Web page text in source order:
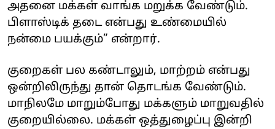
அதனை மக்கள் வாங்க மறுக்க வேண்டும்.
பிளாஸ்டிக் தடை என்பது உண்மையில்
நன்மை பயக்கும்” என்றார்.
குறைகள் பல கண்டாலும், மாற்றம் என்பது
ஒன்றிலிருந்து தான் தொடங்க வேண்டும்.
மாநிலமே மாறும்போது மக்களும் மாறுவதில்
குறையில்லை. மக்கள் ஒத்துழைப்பு இன்றி